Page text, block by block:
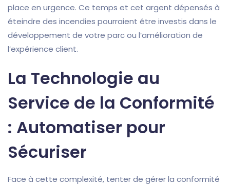
place en urgence. Ce temps et cet argent dépensés à
éteindre des incendies pourraient être investis dans le
développement de votre parc ou l’amélioration de
l’expérience client.
La Technologie au
Service de la Conformité
: Automatiser pour
Sécuriser
Face à cette complexité, tenter de gérer la conformité